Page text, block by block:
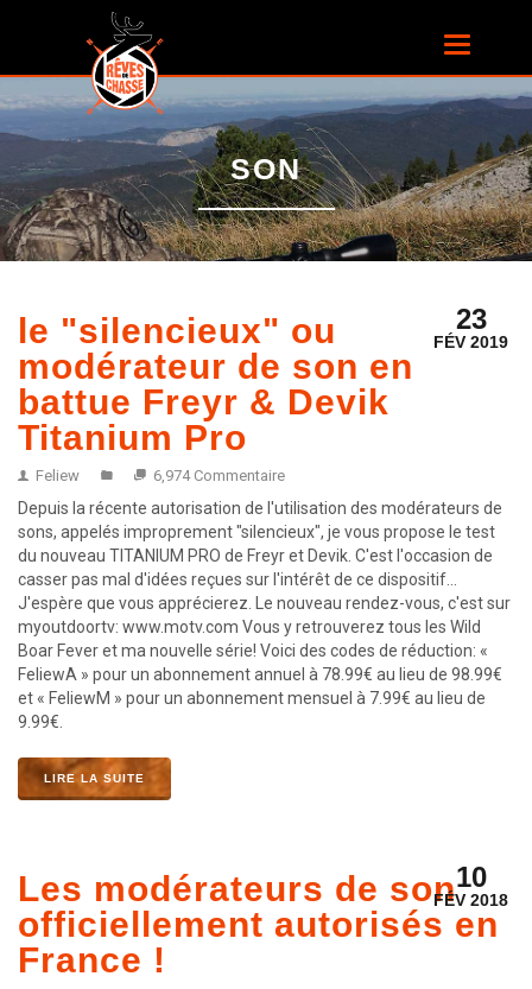
Toggle
SON
le "silencieux" ou
modérateur de son en
battue Freyr & Devik
Titanium Pro
Feliew 6,974 Commentaire
23
FÉV 2019
Depuis la récente autorisation de l'utilisation des modérateurs de
sons, appelés improprement "silencieux", je vous propose le test
du nouveau TITANIUM PRO de Freyr et Devik. C'est l'occasion de
casser pas mal d'idées reçues sur l'intérêt de ce dispositif...
J'espère que vous apprécierez. Le nouveau rendez-vous, c'est sur
myoutdoortv: www.motv.com Vous y retrouverez tous les Wild
Boar Fever et ma nouvelle série! Voici des codes de réduction: «
FeliewA » pour un abonnement annuel à 78.99€ au lieu de 98.99€
et « FeliewM » pour un abonnement mensuel à 7.99€ au lieu de
9.99€.
LIRE LA SUITE
Les modérateurs de son
officiellement autorisés en
France !
10
FÉV 2018